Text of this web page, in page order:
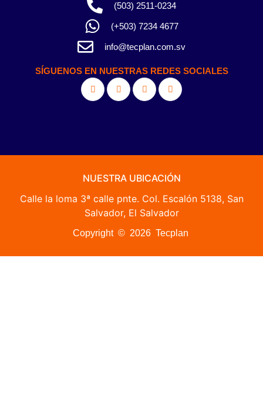
(503) 2511-0234
(+503) 7234 4677
info@tecplan.com.sv
SÍGUENOS EN NUESTRAS REDES SOCIALES
NUESTRA UBICACIÓN
Calle la loma 3ª calle pnte. Col. Escalón 5138, San
Salvador, El Salvador
Copyright © 2026 Tecplan